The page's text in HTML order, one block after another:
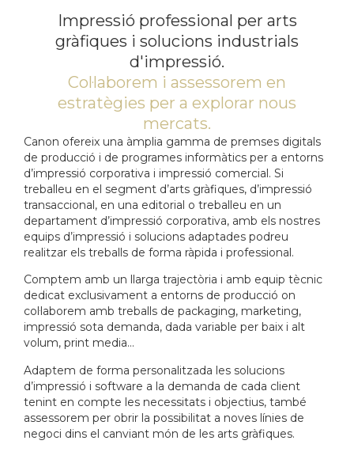
Impressió professional per arts
gràfiques i solucions industrials
d'impressió.
Col·laborem i assessorem en
estratègies per a explorar nous
mercats.
Canon ofereix una àmplia gamma de premses digitals
de producció i de programes informàtics per a entorns
d’impressió corporativa i impressió comercial. Si
treballeu en el segment d’arts gràfiques, d’impressió
transaccional, en una editorial o treballeu en un
departament d’impressió corporativa, amb els nostres
equips d’impressió i solucions adaptades podreu
realitzar els treballs de forma ràpida i professional.
Comptem amb un llarga trajectòria i amb equip tècnic
dedicat exclusivament a entorns de producció on
col·laborem amb treballs de packaging, marketing,
impressió sota demanda, dada variable per baix i alt
volum, print media…
Adaptem de forma personalitzada les solucions
d’impressió i software a la demanda de cada client
tenint en compte les necessitats i objectius, també
assessorem per obrir la possibilitat a noves línies de
negoci dins el canviant món de les arts gràfiques.